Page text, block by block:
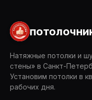
Натяжные потолки и
стены» в Санкт-
Установим потолки в
рабочих дня.